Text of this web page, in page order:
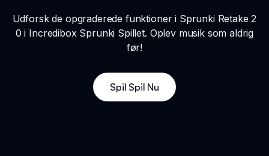
Udforsk de opgraderede funktioner i Sprunki Retake 2
0 i Incredibox Sprunki Spillet. Oplev musik som aldrig
før!
Spil Spil Nu